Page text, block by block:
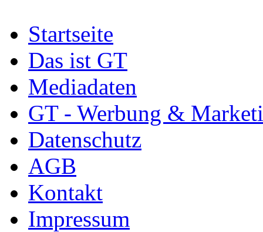
Startseite
Das ist GT
Mediadaten
GT - Werbung &
Datenschutz
AGB
Kontakt
Impressum